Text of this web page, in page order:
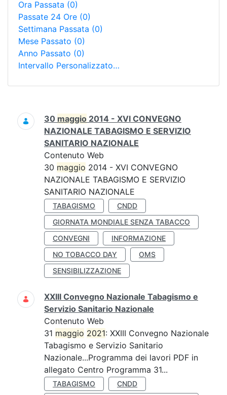
Ora Passata (0)
Passate 24 Ore (0)
Settimana Passata (0)
Mese Passato (0)
Anno Passato (0)
Intervallo Personalizzato…
Ricerca
30 maggio 2014 - XVI CONVEGNO
NAZIONALE TABAGISMO E SERVIZIO
SANITARIO NAZIONALE
Contenuto Web
30 maggio 2014 - XVI CONVEGNO
NAZIONALE TABAGISMO E SERVIZIO
SANITARIO NAZIONALE
TABAGISMO
CNDD
GIORNATA MONDIALE SENZA TABACCO
CONVEGNI
INFORMAZIONE
NO TOBACCO DAY
OMS
SENSIBILIZZAZIONE
XXIII Convegno Nazionale Tabagismo e
Servizio Sanitario Nazionale
Contenuto Web
31 maggio 2021: XXIII Convegno Nazionale
Tabagismo e Servizio Sanitario
Nazionale...Programma dei lavori PDF in
allegato Centro Programma 31...
TABAGISMO
CNDD